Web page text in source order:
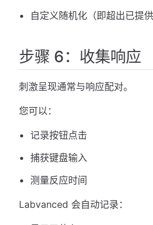
自定义随机化（即超出已提供
步骤 6：收集响应
刺激呈现通常与响应配对。
您可以：
记录按钮点击
捕获键盘输入
测量反应时间
Labvanced 会自动记录：